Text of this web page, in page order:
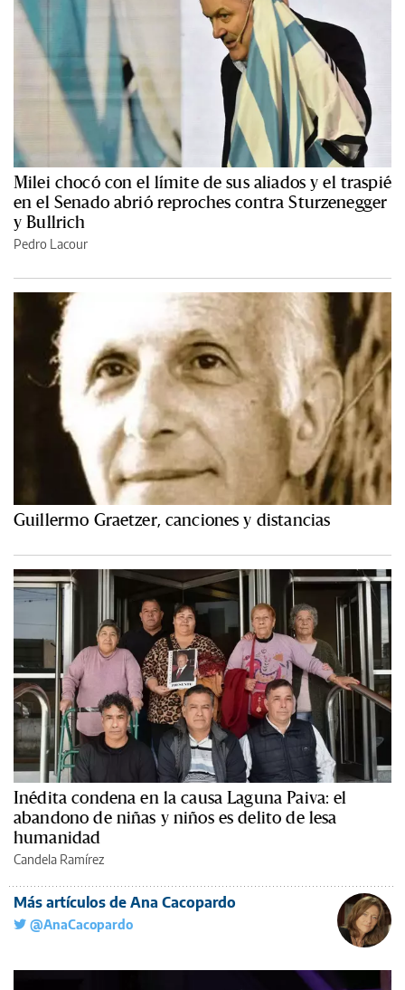
Milei chocó con el límite de sus aliados y el traspié
en el Senado abrió reproches contra Sturzenegger
y Bullrich
Pedro Lacour
Guillermo Graetzer, canciones y distancias
Inédita condena en la causa Laguna Paiva: el
abandono de niñas y niños es delito de lesa
humanidad
Candela Ramírez
Más artículos de Ana Cacopardo
@AnaCacopardo